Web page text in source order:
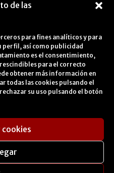
de las
para fines analíticos y para
perfil, así como publicidad
es el consentimiento,
para el correcto
obtener más información en
todas las cookies pulsando el
su uso pulsando el botón
cookies
de privacidad
de Transparencia
Manual corporativo